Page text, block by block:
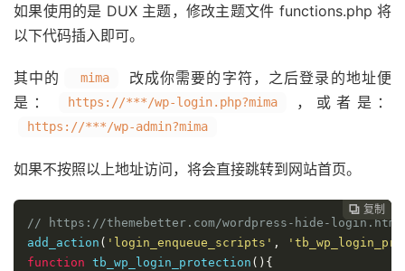
如果使用的是 DUX 主题，修改主题文件 functions.php 将
以下代码插入即可。
其中的 mima
改成你需要的字符，之后登录的地址便
是：
https://***/wp-login.php?mima ，或者是：
https://***/wp-admin?mima
如果不按照以上地址访问，将会直接跳转到网站首页。
 复制
 复制
 复制
// https://themebetter.com/wordpress-hide-login.html
add_action ( 'login_enqueue_scripts' ,
function tb_wp_login_protection (){